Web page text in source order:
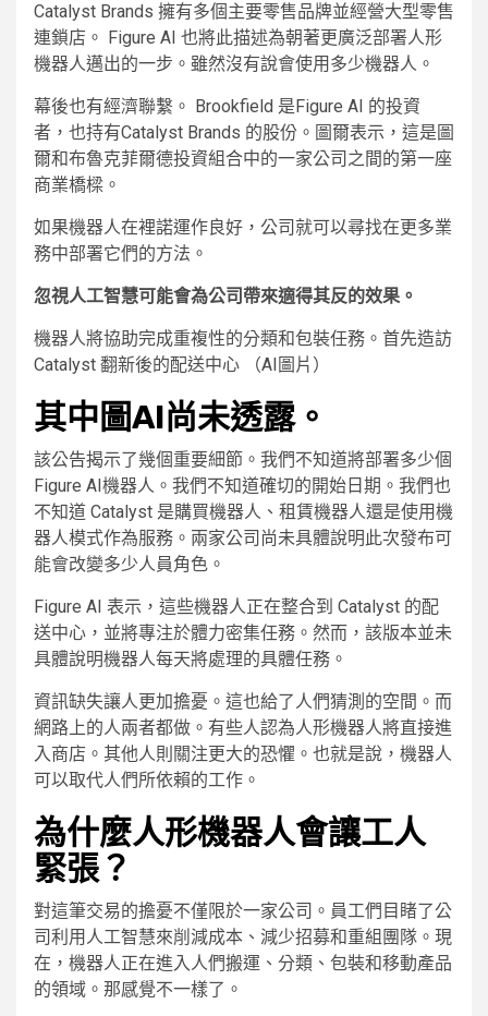
Catalyst Brands 擁有多個主要零售品牌並經營大型零售
連鎖店。 Figure AI 也將此描述為朝著更廣泛部署人形
機器人邁出的一步。雖然沒有說會使用多少機器人。
幕後也有經濟聯繫。 Brookfield 是Figure AI 的投資
者，也持有Catalyst Brands 的股份。圖爾表示，這是圖
爾和布魯克菲爾德投資組合中的一家公司之間的第一座
商業橋樑。
如果機器人在裡諾運作良好，公司就可以尋找在更多業
務中部署它們的方法。
忽視人工智慧可能會為公司帶來適得其反的效果。
機器人將協助完成重複性的分類和包裝任務。首先造訪
Catalyst 翻新後的配送中心
（AI圖片）
其中圖AI尚未透露。
該公告揭示了幾個重要細節。我們不知道將部署多少個
Figure AI機器人。我們不知道確切的開始日期。我們也
不知道 Catalyst 是購買機器人、租賃機器人還是使用機
器人模式作為服務。兩家公司尚未具體說明此次發布可
能會改變多少人員角色。
Figure AI 表示，這些機器人正在整合到 Catalyst 的配
送中心，並將專注於體力密集任務。然而，該版本並未
具體說明機器人每天將處理的具體任務。
資訊缺失讓人更加擔憂。這也給了人們猜測的空間。而
網路上的人兩者都做。有些人認為人形機器人將直接進
入商店。其他人則關注更大的恐懼。也就是說，機器人
可以取代人們所依賴的工作。
為什麼人形機器人會讓工人
緊張？
對這筆交易的擔憂不僅限於一家公司。員工們目睹了公
司利用人工智慧來削減成本、減少招募和重組團隊。現
在，機器人正在進入人們搬運、分類、包裝和移動產品
的領域。那感覺不一樣了。